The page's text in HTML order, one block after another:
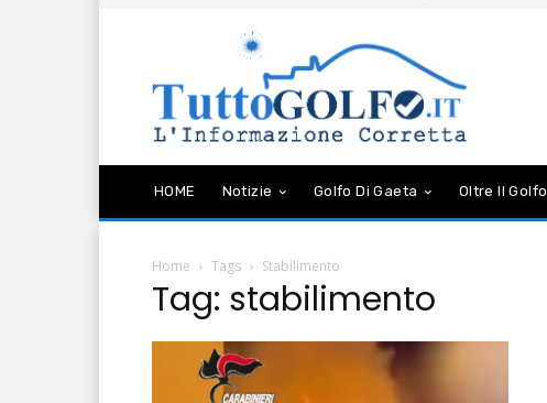
HOME Notizie Golfo Di Gaeta Oltre Il Golfo
Home Tags Stabilimento
Tag: stabilimento